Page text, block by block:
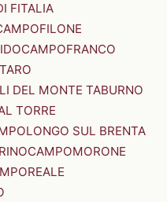
FITALIA
CAMPOFRANCO
DEL MONTE TABURNO
TORRE
SUL BRENTA
CAMPOMORONE